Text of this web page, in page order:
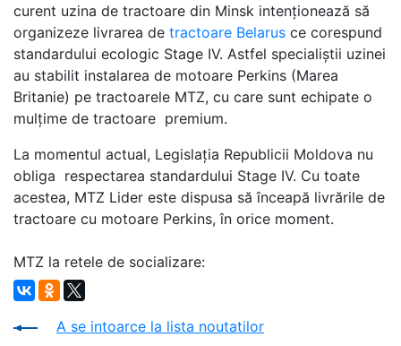
curent uzina de tractoare din Minsk intenționează să
organizeze livrarea de tractoare Belarus ce corespund
standardului ecologic Stage IV. Astfel specialiștii uzinei
au stabilit instalarea de motoare Perkins (Marea
Britanie) pe tractoarele MTZ, cu care sunt echipate o
mulțime de tractoare premium.
La momentul actual, Legislația Republicii Moldova nu
obliga respectarea standardului Stage IV. Cu toate
acestea, MTZ Lider este dispusa să înceapă livrările de
tractoare cu motoare Perkins, în orice moment.
MTZ la retele de socializare:
A se intoarce la lista noutatilor